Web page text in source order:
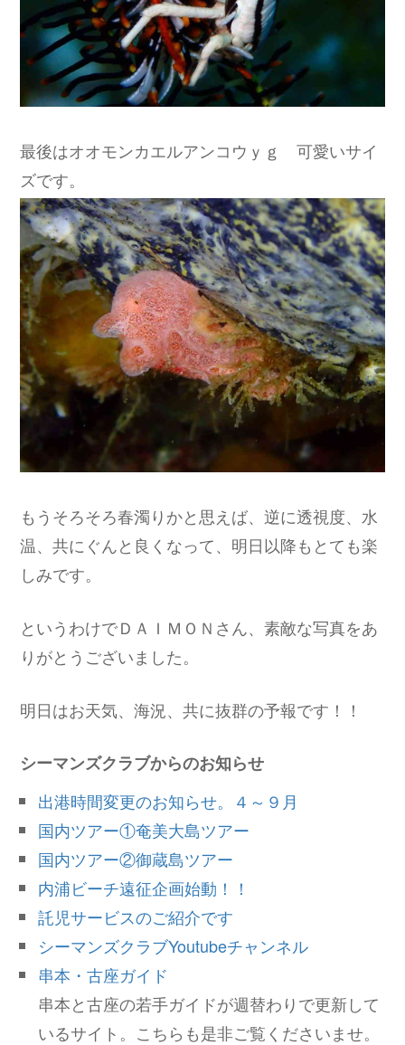
最後はオオモンカエルアンコウｙｇ 可愛いサイ
ズです。
もうそろそろ春濁りかと思えば、逆に透視度、水
温、共にぐんと良くなって、明日以降もとても楽
しみです。
というわけでＤＡＩＭＯＮさん、素敵な写真をあ
りがとうございました。
明日はお天気、海況、共に抜群の予報です！！
シーマンズクラブからのお知らせ
出港時間変更のお知らせ。４～９月
国内ツアー①奄美大島ツアー
国内ツアー②御蔵島ツアー
内浦ビーチ遠征企画始動！！
託児サービスのご紹介です
シーマンズクラブYoutubeチャンネル
串本・古座ガイド
串本と古座の若手ガイドが週替わりで更新して
いるサイト。こちらも是非ご覧くださいませ。